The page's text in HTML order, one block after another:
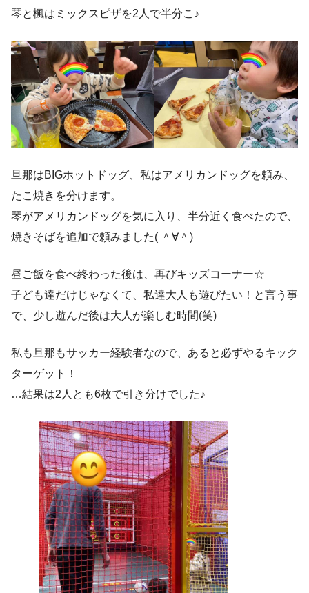
琴と楓はミックスピザを2人で半分こ♪
旦那はBIGホットドッグ、私はアメリカンドッグを頼み、
たこ焼きを分けます。
琴がアメリカンドッグを気に入り、半分近く食べたので、
焼きそばを追加で頼みました( ＾∀＾)
昼ご飯を食べ終わった後は、再びキッズコーナー☆
子ども達だけじゃなくて、私達大人も遊びたい！と言う事
で、少し遊んだ後は大人が楽しむ時間(笑)
私も旦那もサッカー経験者なので、あると必ずやるキック
ターゲット！
…結果は2人とも6枚で引き分けでした♪